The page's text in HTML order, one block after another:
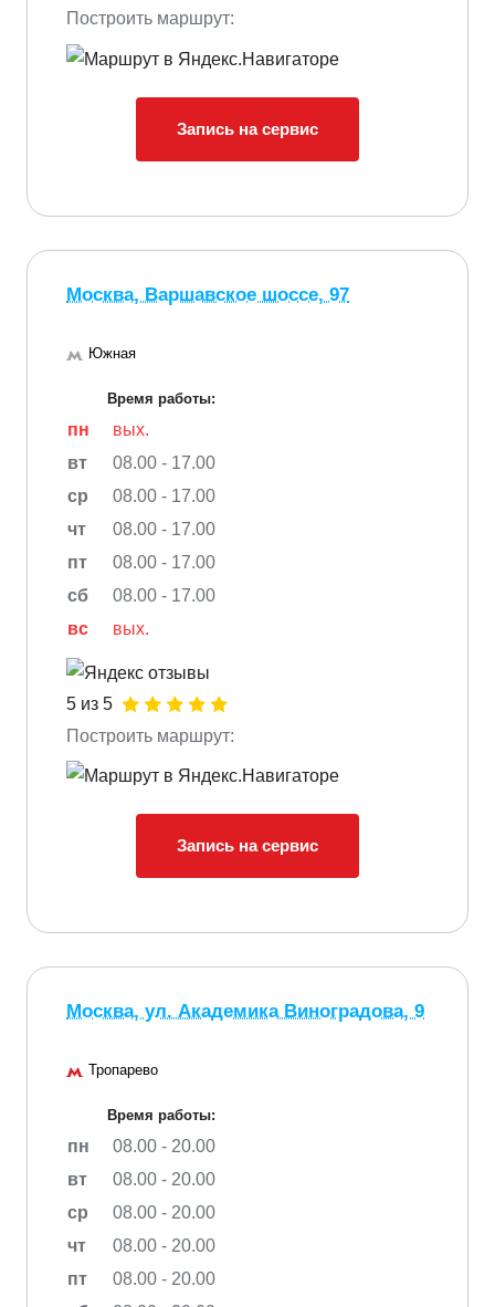
Построить маршрут:
Запись на сервис
Москва, Варшавское шоссе, 97
Южная
Время работы:
пн
вых.
вт
08.00 - 17.00
ср
08.00 - 17.00
чт
08.00 - 17.00
пт
08.00 - 17.00
сб
08.00 - 17.00
вс
вых.
5 из 5
Построить маршрут:
Запись на сервис
Москва, ул. Академика Виноградова, 9
Тропарево
Время работы:
пн
08.00 - 20.00
вт
08.00 - 20.00
ср
08.00 - 20.00
чт
08.00 - 20.00
пт
08.00 - 20.00